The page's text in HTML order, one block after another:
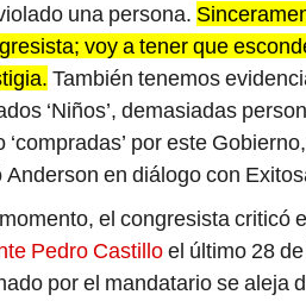
una persona.
voy a tener que
También tenemos
‘Niños’, demasiadas
‘compradas’ por este
Anderson en diálogo con
el congresista criticó
Pedro Castilloel último 28
por el mandatario se aleja